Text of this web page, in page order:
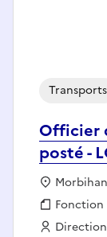
Officier
posté -
Transports
Morbihan